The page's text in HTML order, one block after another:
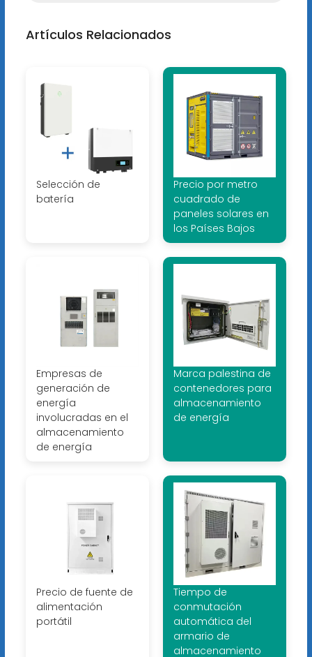
Artículos Relacionados
Selección de
batería
Precio por metro
cuadrado de
paneles solares en
los Países Bajos
Empresas de
generación de
energía
involucradas en el
almacenamiento
de energía
Marca palestina de
contenedores para
almacenamiento
de energía
Precio de fuente de
alimentación
portátil
Tiempo de
conmutación
automática del
armario de
almacenamiento